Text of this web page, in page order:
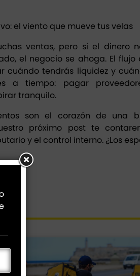
el viento que mueve tus velas
ventas, pero si el dinero
el negocio se ahoga. El flujo
cuándo tendrás liquidez y
a tiempo: pagar
tranquilo.
son el corazón de una
próximo post te
y el control interno. ¿Los